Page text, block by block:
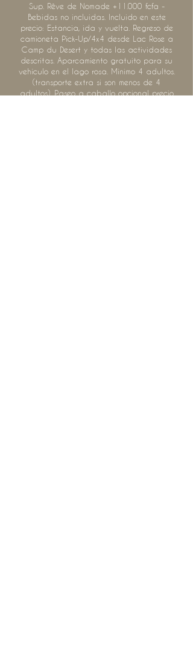
Sup. Rêve de Nomade +11.000 fcfa -
Bebidas no incluidas. Incluido en este
precio: Estancia, ida y vuelta. Regreso de
camioneta Pick-Up/4x4 desde Lac Rose a
Camp du Desert y todas las actividades
descritas. Aparcamiento gratuito para su
vehículo en el lago rosa. Mínimo 4 adultos.
(transporte extra si son menos de 4
adultos). Paseo a caballo opcional precio